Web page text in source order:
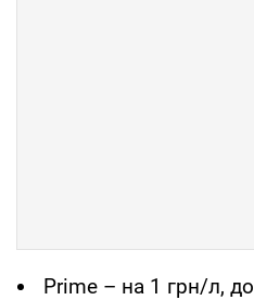
Prime – на 1 грн/л,